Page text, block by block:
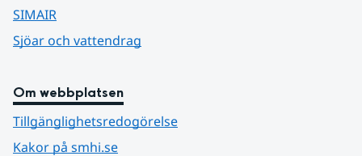
SIMAIR
Sjöar och vattendrag
Om webbplatsen
Tillgänglighetsredogörelse
Kakor på smhi.se